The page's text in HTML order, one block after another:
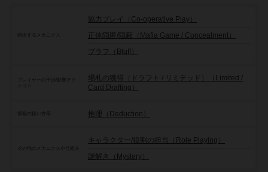
頻出するメカニクス
協力プレイ（Co-operative Play）
正体隠匿/隠蔽（Mafia Game / Concealment）
ブラフ（Bluff）
プレイヤーの干渉/影響アク
場札の獲得（ドラフト / リミテッド）（Limited /
Card Drafting）
推理（Deduction）
その他のメカニクスや仕組み
キャラクター/役割の担当（Role Playing）
謎解き（Mystery）